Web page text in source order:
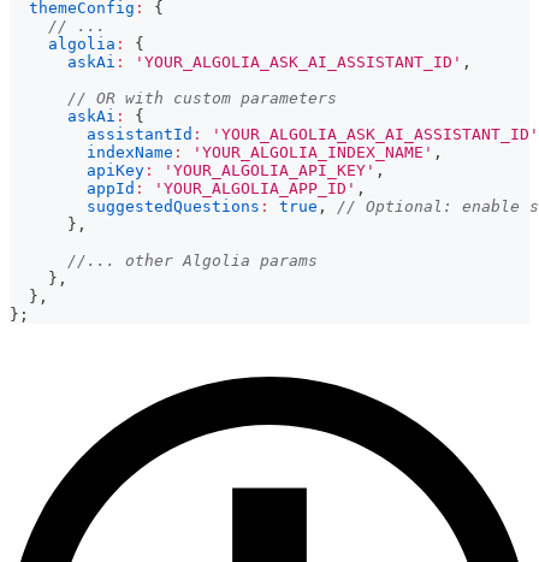
themeConfig :
{
// ...
algolia :
{
askAi : 'YOUR_ALGOLIA_ASK_AI_ASSISTANT_ID' ,
// OR with custom parameters
askAi :
{
assistantId :
'YOUR_ALGOLIA_ASK_AI_ASSISTANT_ID'
indexName : 'YOUR_ALGOLIA_INDEX_NAME' ,
apiKey : 'YOUR_ALGOLIA_API_KEY' ,
appId : 'YOUR_ALGOLIA_APP_ID' ,
suggestedQuestions : true ,
// Optional: enable
} ,
//... other Algolia params
} ,
} ,
} ;